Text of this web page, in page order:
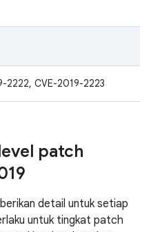
2222, CVE-2019-2223
patch
detail untuk setiap
untuk tingkat patch